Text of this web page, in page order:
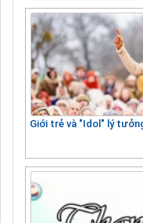
Giới trẻ và "Idol" lý